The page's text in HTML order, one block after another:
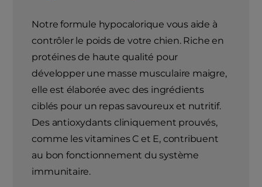
Notre formule hypocalorique vous aide à
contrôler le poids de votre chien. Riche en
protéines de haute qualité pour
développer une masse musculaire maigre,
elle est élaborée avec des ingrédients
ciblés pour un repas savoureux et nutritif.
Des antioxydants cliniquement prouvés,
comme les vitamines C et E, contribuent
au bon fonctionnement du système
immunitaire.